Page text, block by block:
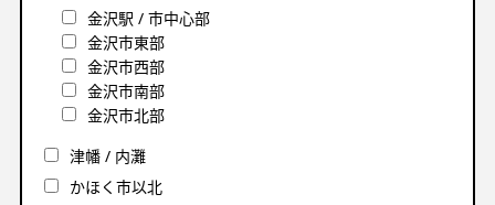
金沢駅 / 市中心部
金沢市東部
金沢市西部
金沢市南部
金沢市北部
津幡 / 内灘
かほく市以北